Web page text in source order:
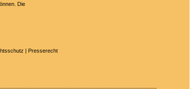
Die
| Presserecht